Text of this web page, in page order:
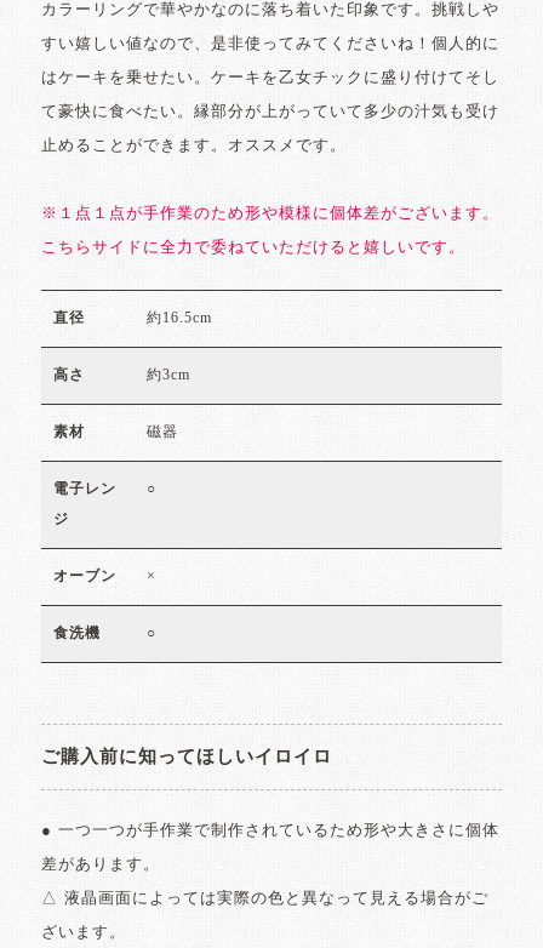
カラーリングで華やかなのに落ち着いた印象です。挑戦しや
すい嬉しい値なので、是非使ってみてくださいね！個人的に
はケーキを乗せたい。ケーキを乙女チックに盛り付けてそし
て豪快に食べたい。縁部分が上がっていて多少の汁気も受け
止めることができます。オススメです。
※１点１点が手作業のため形や模様に個体差がございます。
こちらサイドに全力で委ねていただけると嬉しいです。
直径 約16.5cm
高さ 約3cm
素材 磁器
電子レン
ジ
○
オーブン ×
食洗機 ○
ご購入前に知ってほしいイロイロ
● 一つ一つが手作業で制作されているため形や大きさに個体
差があります。
△ 液晶画面によっては実際の色と異なって見える場合がご
ざいます。